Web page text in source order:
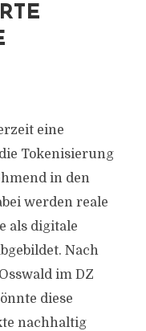
eine
Tokenisierung
in den
werden reale
als digitale
Nach
im DZ
diese
nachhaltig